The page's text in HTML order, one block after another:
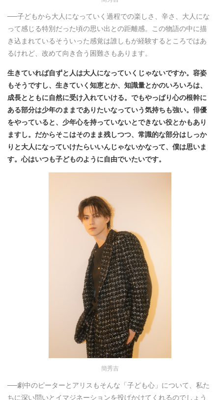
──子どもから大人になっていく過程での楽しさ、辛さ、大人にな
って感じる特別だった頃の思い出との距離感。この物語の中に描
き込まれているそういった感覚は誰しもが経験するところではあ
るけれど、改めて向き合う困難さもあります。
生きていれば自ずと人は大人になっていくじゃないですか。容姿
もそうですし、生きていく知恵とか、知識量とかのいろいろは、
成長とともに自然に受け入れていける。でもやっぱり心の根幹に
ある部分は少年のままでありたいなっていう気持ちも強い。俳優
をやっていると、少年心を持っていないとできない役とかもあり
ますし。だからそこはそのまま残しつつ、常識的な部分はしっか
りと大人になっていけたらいいんじゃないかなって、僕は思いま
す。心はいつも子どものように自由でいたいです。
簡秀吉
──劇中のピーターとアリスもそんな「子ども心」について、私た
ちに深い問いとイマジネーションを投げかけてくれるのでしょう